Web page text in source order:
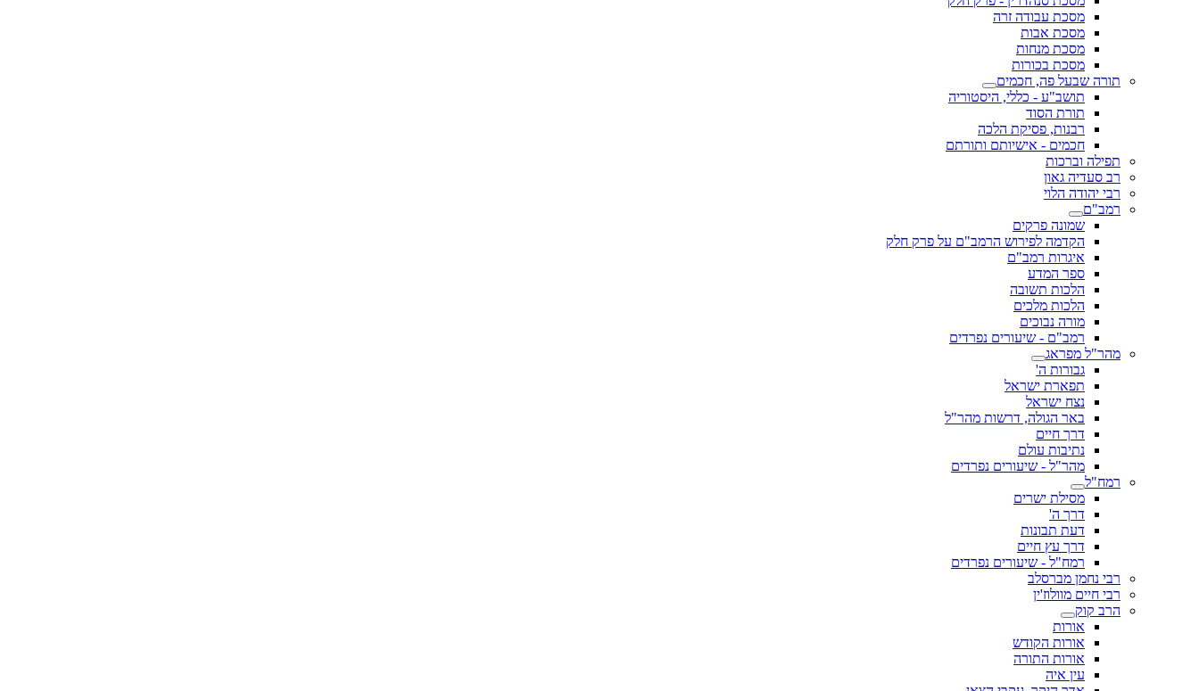
מסכת עבודה זרה
מסכת אבות
מסכת מנחות
מסכת בכורות
תורה שבעל פה, חכמים
תושב"ע - כללי, היסטוריה
תורת הסוד
רבנות, פסיקת הלכה
חכמים - אישיותם ותורתם
תפילה וברכות
רב סעדיה גאון
רבי יהודה הלוי
רמב"ם
שמונה פרקים
הקדמה לפירוש הרמב"ם על פרק חלק
איגרות רמב"ם
ספר המדע
הלכות תשובה
הלכות מלכים
מורה נבוכים
רמב"ם - שיעורים נפרדים
מהר"ל מפראג
גבורות ה'
תפארת ישראל
נצח ישראל
באר הגולה, דרשות מהר"ל
דרך חיים
נתיבות עולם
מהר"ל - שיעורים נפרדים
רמח"ל
מסילת ישרים
דרך ה'
דעת תבונות
דרך עץ חיים
רמח"ל - שיעורים נפרדים
רבי נחמן מברסלב
רבי חיים מוולוז'ין
הרב קוק
אורות
אורות הקודש
אורות התורה
עין איה